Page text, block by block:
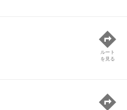
ルート
を見る